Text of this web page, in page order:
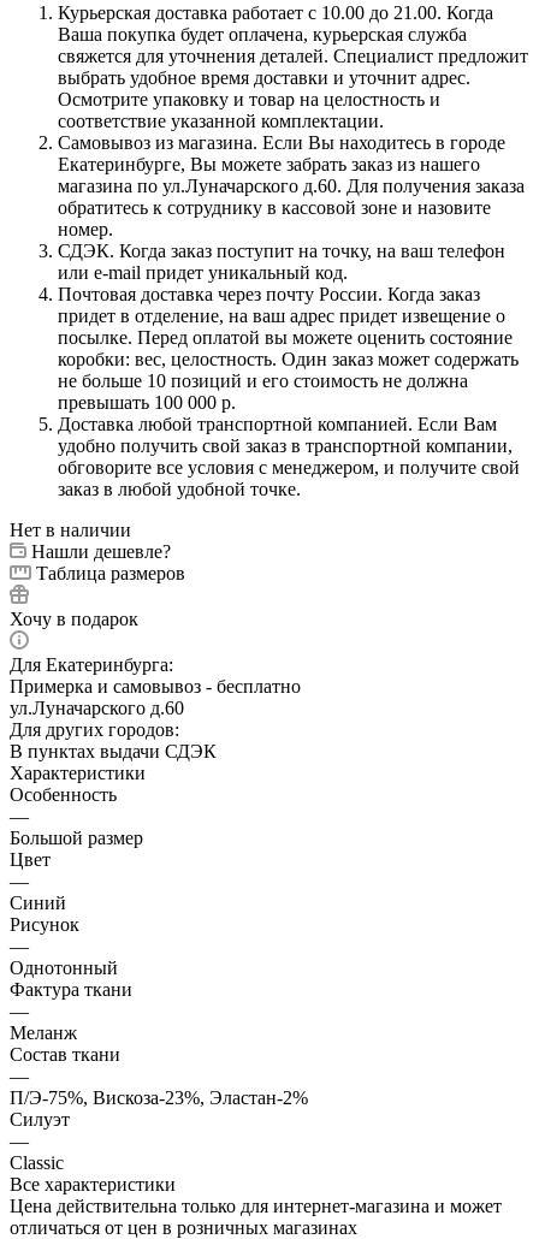
Курьерская доставка работает с 10.00 до 21.00. Когда
Ваша покупка будет оплачена, курьерская служба
свяжется для уточнения деталей. Специалист предложит
выбрать удобное время доставки и уточнит адрес.
Осмотрите упаковку и товар на целостность и
соответствие указанной комплектации.
Самовывоз из магазина. Если Вы находитесь в городе
Екатеринбурге, Вы можете забрать заказ из нашего
магазина по ул.Луначарского д.60. Для получения заказа
обратитесь к сотруднику в кассовой зоне и назовите
номер.
СДЭК. Когда заказ поступит на точку, на ваш телефон
или e-mail придет уникальный код.
Почтовая доставка через почту России. Когда заказ
придет в отделение, на ваш адрес придет извещение о
посылке. Перед оплатой вы можете оценить состояние
коробки: вес, целостность. Один заказ может содержать
не больше 10 позиций и его стоимость не должна
превышать 100 000 р.
Доставка любой транспортной компанией. Если Вам
удобно получить свой заказ в транспортной компании,
обговорите все условия с менеджером, и получите свой
заказ в любой удобной точке.
Нет в наличии
Нашли дешевле?
Таблица размеров
Хочу в подарок
Для Екатеринбурга:
Примерка и самовывоз - бесплатно
ул.Луначарского д.60
Для других городов:
В пунктах выдачи СДЭК
Характеристики
Особенность
—
Большой размер
Цвет
—
Синий
Рисунок
—
Однотонный
Фактура ткани
—
Меланж
Состав ткани
—
П/Э-75%, Вискоза-23%, Эластан-2%
Силуэт
—
Classic
Все характеристики
Цена действительна только для интернет-магазина и может
отличаться от цен в розничных магазинах